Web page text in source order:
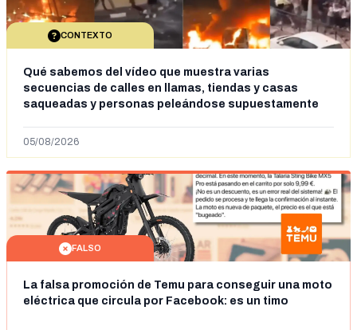
CONTEXTO
Qué sabemos del vídeo que muestra varias
secuencias de calles en llamas, tiendas y casas
saqueadas y personas peleándose supuestamente
situación irregular a Ceuta
05/08/2026
FALSO
La falsa promoción de Temu para conseguir una moto
eléctrica que circula por Facebook: es un timo